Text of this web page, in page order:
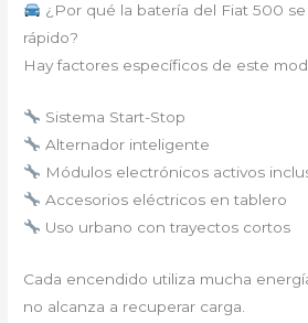
¿Por qué la batería del Fiat 500
rápido?
Hay factores específicos de este
Sistema Start-Stop
Alternador inteligente
Módulos electrónicos activos
Accesorios eléctricos en tablero
Uso urbano con trayectos cortos
Cada encendido utiliza mucha
no alcanza a recuperar carga.